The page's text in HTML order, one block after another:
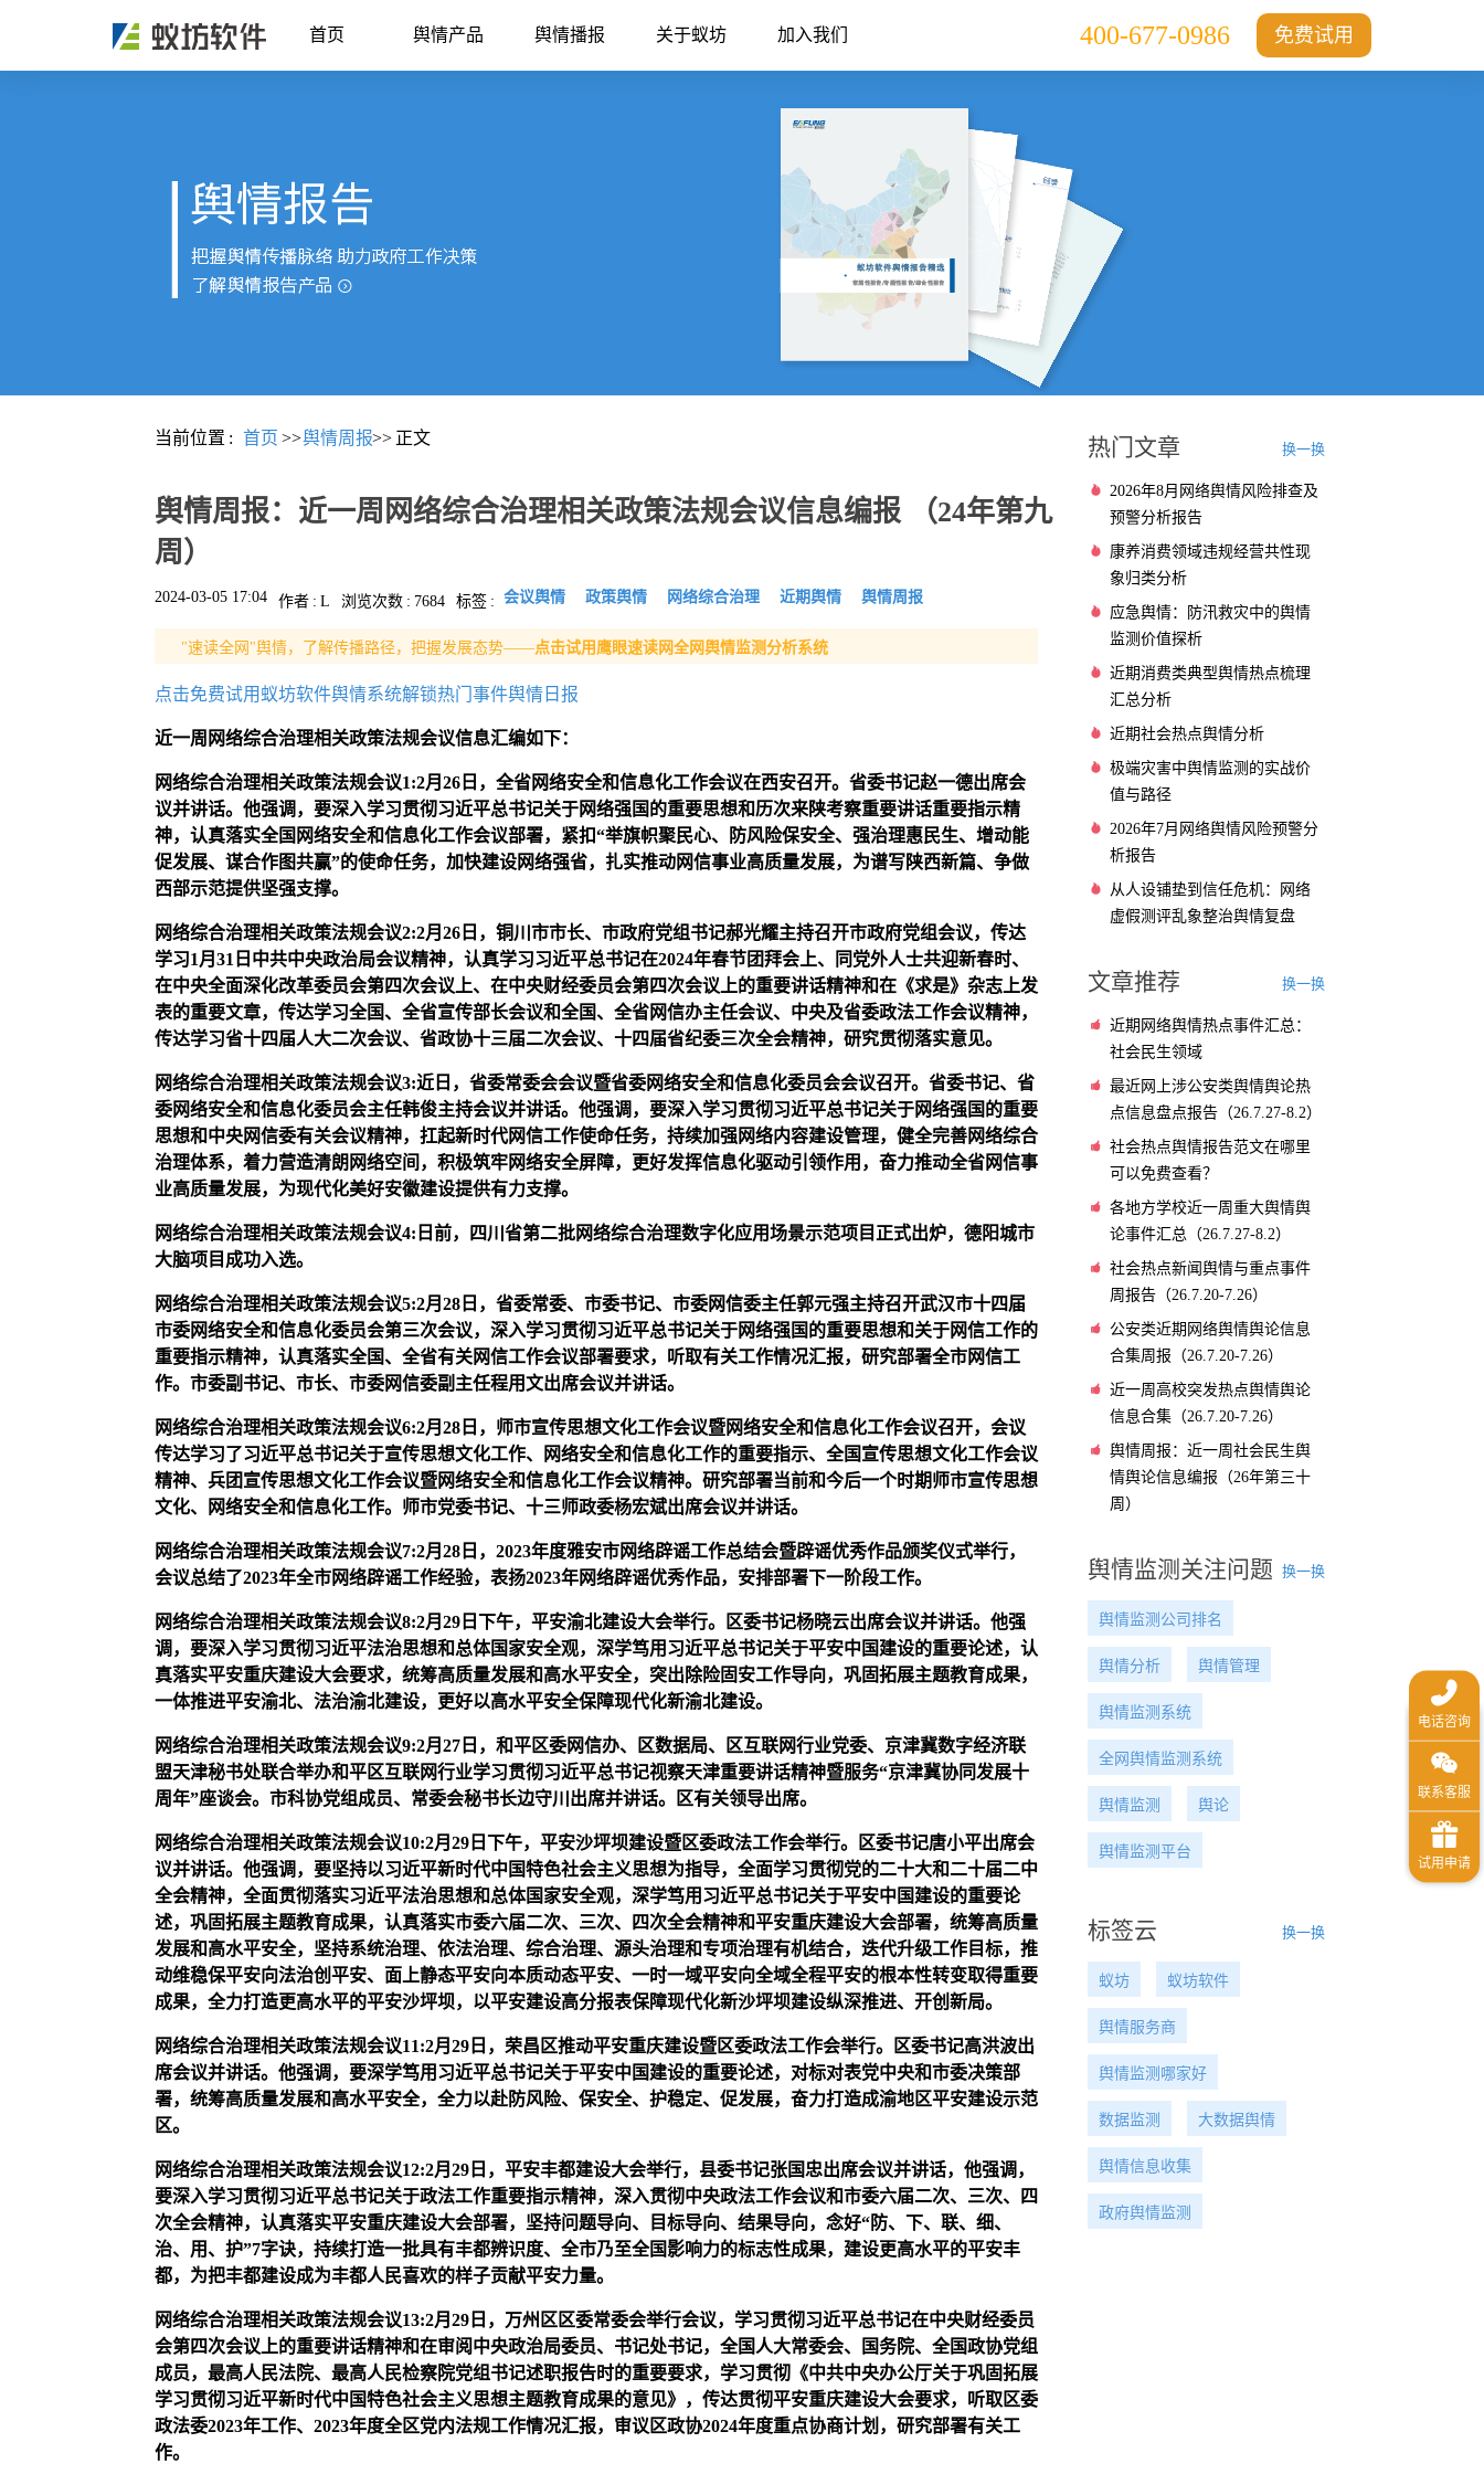
首页 舆情产品 舆情播报 关于蚁坊 加入我们 免费试用
400-677-0986
当前位置 : 首页 >>舆情周报>> 正文
舆情周报：近一周网络综合治理相关政策法规会议信息编报 （24年第九
周）
2024-03-05 17:04 作者 : L 浏览次数 : 7684 标签 : 舆情周报
近期舆情
网络综合治理
政策舆情
会议舆情
"速读全网"舆情，了解传播路径，把握发展态势——点击试用鹰眼速读网全网舆情监测分析系统
点击免费试用蚁坊软件舆情系统解锁热门事件舆情日报
近一周网络综合治理相关政策法规会议信息汇编如下：
网络综合治理相关政策法规会议1:2月26日，全省网络安全和信息化工作会议在西安召开。省委书记赵一德出席会
议并讲话。他强调，要深入学习贯彻习近平总书记关于网络强国的重要思想和历次来陕考察重要讲话重要指示精
神，认真落实全国网络安全和信息化工作会议部署，紧扣“举旗帜聚民心、防风险保安全、强治理惠民生、增动能
促发展、谋合作图共赢”的使命任务，加快建设网络强省，扎实推动网信事业高质量发展，为谱写陕西新篇、争做
西部示范提供坚强支撑。
网络综合治理相关政策法规会议2:2月26日， 铜川市市长、市政府党组书记郝光耀主持召开市政府党组会议，传达
学习1月31日中共中央政治局会议精神，认真学习习近平总书记在2024年春节团拜会上、同党外人士共迎新春时、
在中央全面深化改革委员会第四次会议上、在中央财经委员会第四次会议上的重要讲话精神和在《求是》杂志上发
表的重要文章，传达学习全国、全省宣传部长会议和全国、全省网信办主任会议、中央及省委政法工作会议精神，
传达学习省十四届人大二次会议、省政协十三届二次会议、十四届省纪委三次全会精神，研究贯彻落实意见。
网络综合治理相关政策法规会议3:近日，省委常委会会议暨省委网络安全和信息化委员会会议召开。省委书记、省
委网络安全和信息化委员会主任韩俊主持会议并讲话。他强调，要深入学习贯彻习近平总书记关于网络强国的重要
思想和中央网信委有关会议精神，扛起新时代网信工作使命任务，持续加强网络内容建设管理，健全完善网络综合
治理体系，着力营造清朗网络空间，积极筑牢网络安全屏障，更好发挥信息化驱动引领作用，奋力推动全省网信事
业高质量发展，为现代化美好安徽建设提供有力支撑。
网络综合治理相关政策法规会议4:日前，四川省第二批网络综合治理数字化应用场景示范项目正式出炉，德阳城市
大脑项目成功入选。
网络综合治理相关政策法规会议5:2月28日，省委常委、市委书记、市委网信委主任郭元强主持召开武汉市十四届
市委网络安全和信息化委员会第三次会议，深入学习贯彻习近平总书记关于网络强国的重要思想和关于网信工作的
重要指示精神，认真落实全国、全省有关网信工作会议部署要求，听取有关工作情况汇报，研究部署全市网信工
作。市委副书记、市长、市委网信委副主任程用文出席会议并讲话。
网络综合治理相关政策法规会议6:2月28日，师市宣传思想文化工作会议暨网络安全和信息化工作会议召开，会议
传达学习了习近平总书记关于宣传思想文化工作、网络安全和信息化工作的重要指示、全国宣传思想文化工作会议
精神、兵团宣传思想文化工作会议暨网络安全和信息化工作会议精神。研究部署当前和今后一个时期师市宣传思想
文化、网络安全和信息化工作。师市党委书记、十三师政委杨宏斌出席会议并讲话。
网络综合治理相关政策法规会议7:2月28日，2023年度雅安市网络辟谣工作总结会暨辟谣优秀作品颁奖仪式举行，
会议总结了2023年全市网络辟谣工作经验，表扬2023年网络辟谣优秀作品，安排部署下一阶段工作。
网络综合治理相关政策法规会议8:2月29日下午，平安渝北建设大会举行。区委书记杨晓云出席会议并讲话。他强
调，要深入学习贯彻习近平法治思想和总体国家安全观，深学笃用习近平总书记关于平安中国建设的重要论述，认
真落实平安重庆建设大会要求，统筹高质量发展和高水平安全，突出除险固安工作导向，巩固拓展主题教育成果，
一体推进平安渝北、法治渝北建设，更好以高水平安全保障现代化新渝北建设。
网络综合治理相关政策法规会议9:2月27日，和平区委网信办、区数据局、区互联网行业党委、京津冀数字经济联
盟天津秘书处联合举办和平区互联网行业学习贯彻习近平总书记视察天津重要讲话精神暨服务“京津冀协同发展十
周年”座谈会。市科协党组成员、常委会秘书长边守川出席并讲话。区有关领导出席。
网络综合治理相关政策法规会议10:2月29日下午，平安沙坪坝建设暨区委政法工作会举行。区委书记唐小平出席会
议并讲话。他强调，要坚持以习近平新时代中国特色社会主义思想为指导，全面学习贯彻党的二十大和二十届二中
全会精神，全面贯彻落实习近平法治思想和总体国家安全观，深学笃用习近平总书记关于平安中国建设的重要论
述，巩固拓展主题教育成果，认真落实市委六届二次、三次、四次全会精神和平安重庆建设大会部署，统筹高质量
发展和高水平安全，坚持系统治理、依法治理、综合治理、源头治理和专项治理有机结合，迭代升级工作目标，推
动维稳保平安向法治创平安、面上静态平安向本质动态平安、一时一域平安向全域全程平安的根本性转变取得重要
成果，全力打造更高水平的平安沙坪坝，以平安建设高分报表保障现代化新沙坪坝建设纵深推进、开创新局。
网络综合治理相关政策法规会议11:2月29日，荣昌区推动平安重庆建设暨区委政法工作会举行。区委书记高洪波出
席会议并讲话。他强调，要深学笃用习近平总书记关于平安中国建设的重要论述，对标对表党中央和市委决策部
署，统筹高质量发展和高水平安全，全力以赴防风险、保安全、护稳定、促发展，奋力打造成渝地区平安建设示范
区。
网络综合治理相关政策法规会议12:2月29日，平安丰都建设大会举行，县委书记张国忠出席会议并讲话，他强调，
要深入学习贯彻习近平总书记关于政法工作重要指示精神，深入贯彻中央政法工作会议和市委六届二次、三次、四
次全会精神，认真落实平安重庆建设大会部署，坚持问题导向、目标导向、结果导向，念好“防、下、联、细、
治、用、护”7字诀，持续打造一批具有丰都辨识度、全市乃至全国影响力的标志性成果，建设更高水平的平安丰
都，为把丰都建设成为丰都人民喜欢的样子贡献平安力量。
网络综合治理相关政策法规会议13:2月29日， 万州区区委常委会举行会议，学习贯彻习近平总书记在中央财经委员
会第四次会议上的重要讲话精神和在审阅中央政治局委员、书记处书记，全国人大常委会、国务院、全国政协党组
成员，最高人民法院、最高人民检察院党组书记述职报告时的重要要求，学习贯彻《中共中央办公厅关于巩固拓展
学习贯彻习近平新时代中国特色社会主义思想主题教育成果的意见》，传达贯彻平安重庆建设大会要求，听取区委
政法委2023年工作、2023年度全区党内法规工作情况汇报，审议区政协2024年度重点协商计划，研究部署有关工
作。
热门文章 换一换
2026年8月网络舆情风险排查及
预警分析报告
康养消费领域违规经营共性现
象归类分析
应急舆情：防汛救灾中的舆情
监测价值探析
近期消费类典型舆情热点梳理
汇总分析
近期社会热点舆情分析
极端灾害中舆情监测的实战价
值与路径
2026年7月网络舆情风险预警分
析报告
从人设铺垫到信任危机：网络
虚假测评乱象整治舆情复盘
文章推荐 换一换
近期网络舆情热点事件汇总：
社会民生领域
最近网上涉公安类舆情舆论热
点信息盘点报告（26.7.27-8.2）
社会热点舆情报告范文在哪里
可以免费查看？
各地方学校近一周重大舆情舆
论事件汇总（26.7.27-8.2）
社会热点新闻舆情与重点事件
周报告（26.7.20-7.26）
公安类近期网络舆情舆论信息
合集周报（26.7.20-7.26）
近一周高校突发热点舆情舆论
信息合集（26.7.20-7.26）
舆情周报：近一周社会民生舆
情舆论信息编报（26年第三十
周）
舆情监测关注问题 换一换
舆情监测公司排名
舆情分析 舆情管理
舆情监测系统
全网舆情监测系统
舆情监测 舆论
舆情监测平台
标签云 换一换
蚁坊 蚁坊软件
舆情服务商
舆情监测哪家好
数据监测 大数据舆情
舆情信息收集
政府舆情监测